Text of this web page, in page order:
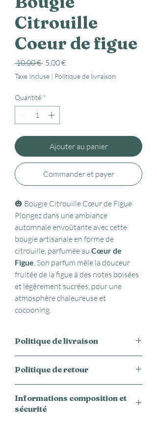
Citrouille
Coeur de figue
10,00 € Prix
original
5,00 €Prix
promotionnel
Taxe Incluse | Politique de livraison
Quantité *
Ajouter au panier
Commander et payer
🎃 Bougie Citrouille Cœur de Figue
Plongez dans une ambiance
automnale envoûtante avec cette
bougie artisanale en forme de
citrouille, parfumée au Cœur de
Figue. Son parfum mêle la douceur
fruitée de la figue à des notes boisées
et légèrement sucrées, pour une
atmosphère chaleureuse et
cocooning.
Politique de livraison
France métropolitaine, la Belgique, le
poids et du volume de votre commande, et
vous sont indiqués au moment du
Politique de retour
satisfait de votre achat. Toutefois, si pour
une raison quelconque vous n’êtes pas
Informations composition et
sécurité